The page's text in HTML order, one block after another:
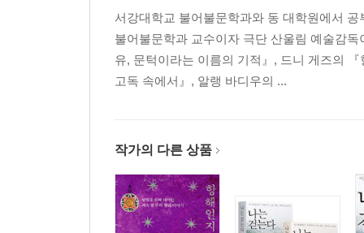
서강대학교 불어불문학과와 동 대학원에서
불어불문학과 교수이자 극단 산울림 예술감
유, 문턱이라는 이름의 기적』, 드니 게즈의
고독 속에서』, 알랭 바디우의 ...
작가의 다른 상품